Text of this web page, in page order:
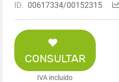
ID. 00617334/00152315
CONSULTAR
IVA incluido